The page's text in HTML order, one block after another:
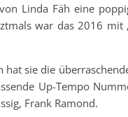
Linda Fäh eine
war das 2016 mit
hat sie die
Up-Tempo
Frank Ramond.